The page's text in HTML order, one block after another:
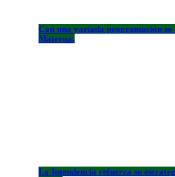
Con una variada programación
Materna.
La Intendencia refuerza su